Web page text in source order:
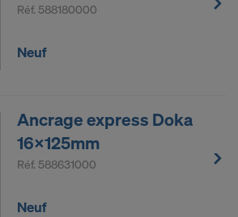
Réf. 588180000
Neuf
Ancrage express Doka
16x125mm
Réf. 588631000
Neuf